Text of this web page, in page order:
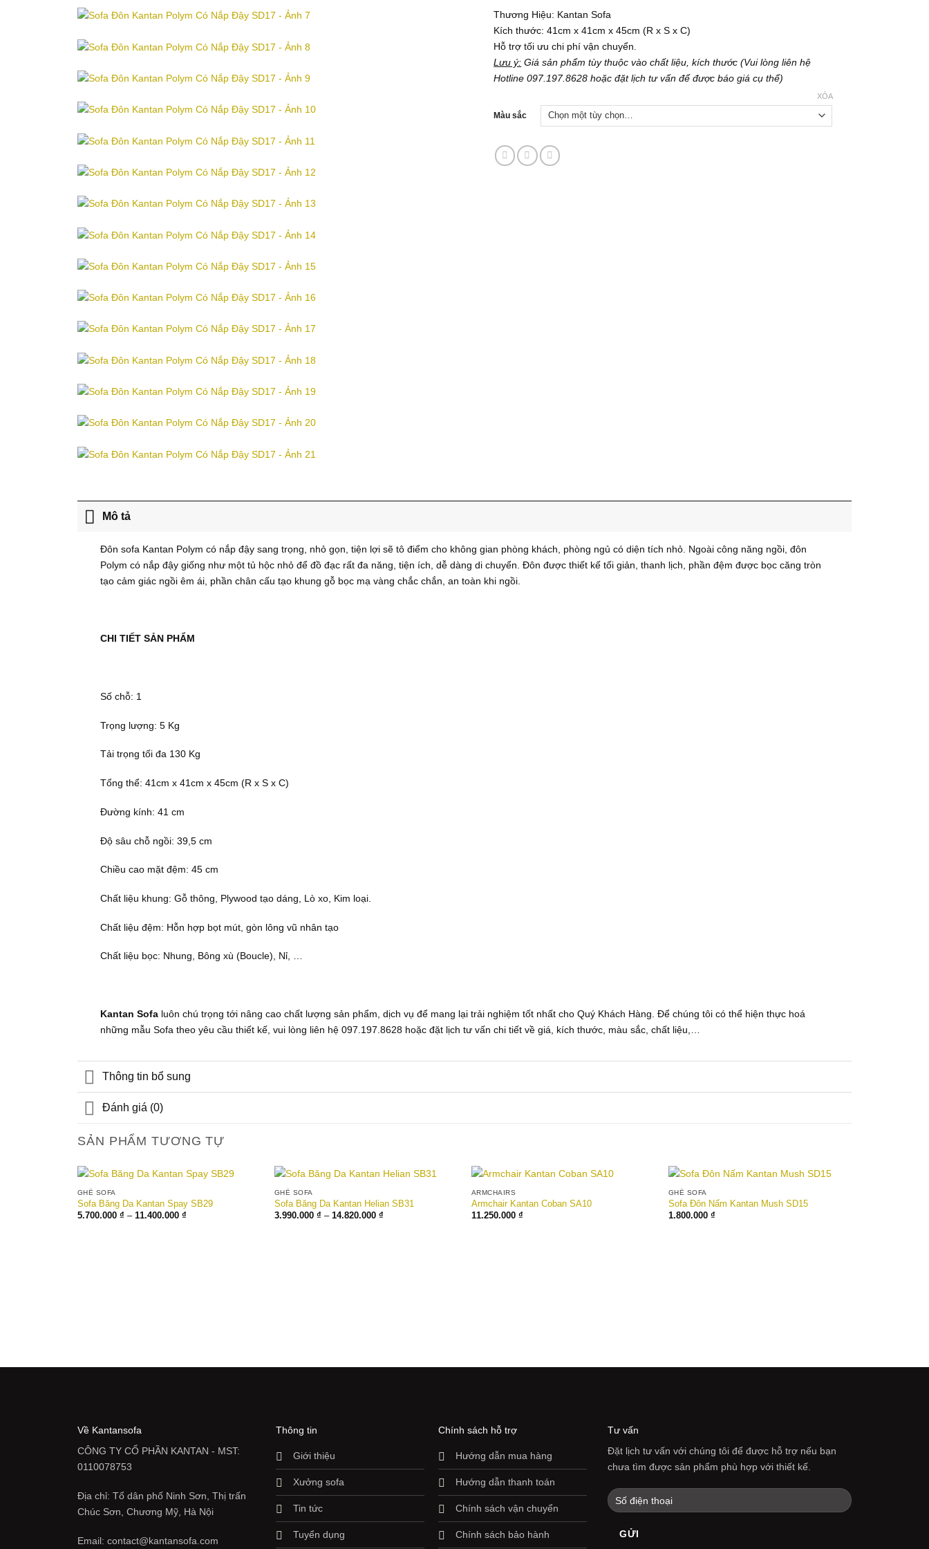
Thương Hiệu: Kantan Sofa
Kích thước: 41cm x 41cm x 45cm (R x S x C)
Hỗ trợ tối ưu chi phí vận chuyển.
Lưu ý: Giá sản phẩm tùy thuộc vào chất liệu, kích thước (Vui lòng liên hệ
Hotline 097.197.8628 hoặc đặt lịch tư vấn để được báo giá cụ thể)
Màu sắc
XÓA
Mô tả
Đôn sofa Kantan Polym có nắp đậy sang trọng, nhỏ gọn, tiện lợi sẽ tô điểm cho không gian phòng khách, phòng ngủ có diện tích nhỏ. Ngoài công năng ngồi, đôn
Polym có nắp đậy giống như một tủ hộc nhỏ để đồ đạc rất đa năng, tiện ích, dễ dàng di chuyển. Đôn được thiết kế tối giản, thanh lịch, phần đệm được bọc căng tròn
tạo cảm giác ngồi êm ái, phần chân cấu tạo khung gỗ bọc mạ vàng chắc chắn, an toàn khi ngồi.
CHI TIẾT SẢN PHẨM
Số chỗ: 1
Trọng lượng: 5 Kg
Tải trọng tối đa 130 Kg
Tổng thể: 41cm x 41cm x 45cm (R x S x C)
Đường kính: 41 cm
Độ sâu chỗ ngồi: 39,5 cm
Chiều cao mặt đệm: 45 cm
Chất liệu khung: Gỗ thông, Plywood tạo dáng, Lò xo, Kim loại.
Chất liệu đệm: Hỗn hợp bọt mút, gòn lông vũ nhân tạo
Chất liệu bọc: Nhung, Bông xù (Boucle), Nỉ, …
Kantan Sofa luôn chú trọng tới nâng cao chất lượng sản phẩm, dịch vụ để mang lại trải nghiệm tốt nhất cho Quý Khách Hàng. Để chúng tôi có thể hiện thực hoá
những mẫu Sofa theo yêu cầu thiết kế, vui lòng liên hệ 097.197.8628 hoặc đặt lịch tư vấn chi tiết về giá, kích thước, màu sắc, chất liệu,…
Thông tin bổ sung
Đánh giá (0)
SẢN PHẨM TƯƠNG TỰ
GHẾ SOFA
Sofa Băng Da Kantan Spay SB29
5.700.000 ₫ – 11.400.000 ₫Khoảng
GHẾ SOFA
Sofa Băng Da Kantan Helian SB31
3.990.000 ₫ – 14.820.000 ₫Khoảng
ARMCHAIRS
Armchair Kantan Coban SA10
11.250.000 ₫
GHẾ SOFA
Sofa Đôn Nấm Kantan Mush SD15
1.800.000 ₫
Về Kantansofa
CÔNG TY CỔ PHẦN KANTAN - MST:
0110078753
Địa chỉ: Tổ dân phố Ninh Sơn, Thị trấn
Chúc Sơn, Chương Mỹ, Hà Nội
Email: contact@kantansofa.com
Thông tin
Giới thiệu
Xưởng sofa
Tin tức
Tuyển dụng
Chính sách hỗ trợ
Hướng dẫn mua hàng
Hướng dẫn thanh toán
Chính sách vận chuyển
Chính sách bảo hành
Tư vấn
Đặt lịch tư vấn với chúng tôi để được hỗ trợ nếu bạn
chưa tìm được sản phẩm phù hợp với thiết kế.